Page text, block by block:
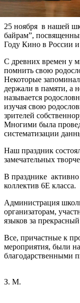
25 ноября в нашей
байрам”,
Году Кино в России
С древних времен у
помнить свою
Некоторые
держали в памяти, а
называется
изучая свою
зрителей
Многими была
систематизации
Наш праздник
замечательных
В празднике активно
коллектив 6Е класса.
Администрация
организаторам,
языков за
Все, причастные к
мероприятия, были
благодарственными
З. М.